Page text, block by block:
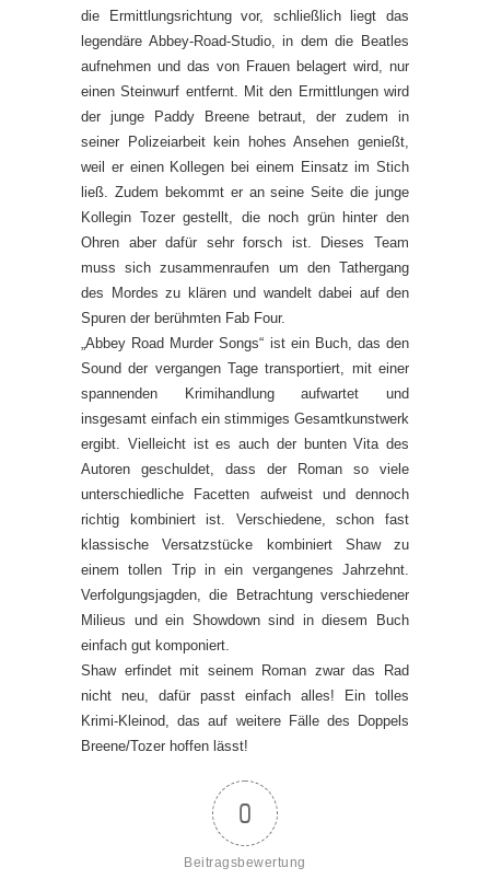
die Ermittlungsrichtung vor, schließlich liegt das
legendäre Abbey-Road-Studio, in dem die Beatles
aufnehmen und das von Frauen belagert wird, nur
einen Steinwurf entfernt. Mit den Ermittlungen wird
der junge Paddy Breene betraut, der zudem in
seiner Polizeiarbeit kein hohes Ansehen genießt,
weil er einen Kollegen bei einem Einsatz im Stich
ließ. Zudem bekommt er an seine Seite die junge
Kollegin Tozer gestellt, die noch grün hinter den
Ohren aber dafür sehr forsch ist. Dieses Team
muss sich zusammenraufen um den Tathergang
des Mordes zu klären und wandelt dabei auf den
Spuren der berühmten Fab Four.
„Abbey Road Murder Songs“ ist ein Buch, das den
Sound der vergangen Tage transportiert, mit einer
spannenden Krimihandlung aufwartet und
insgesamt einfach ein stimmiges Gesamtkunstwerk
ergibt. Vielleicht ist es auch der bunten Vita des
Autoren geschuldet, dass der Roman so viele
unterschiedliche Facetten aufweist und dennoch
richtig kombiniert ist. Verschiedene, schon fast
klassische Versatzstücke kombiniert Shaw zu
einem tollen Trip in ein vergangenes Jahrzehnt.
Verfolgungsjagden, die Betrachtung verschiedener
Milieus und ein Showdown sind in diesem Buch
einfach gut komponiert.
Shaw erfindet mit seinem Roman zwar das Rad
nicht neu, dafür passt einfach alles! Ein tolles
Krimi-Kleinod, das auf weitere Fälle des Doppels
Breene/Tozer hoffen lässt!
0
Beitragsbewertung